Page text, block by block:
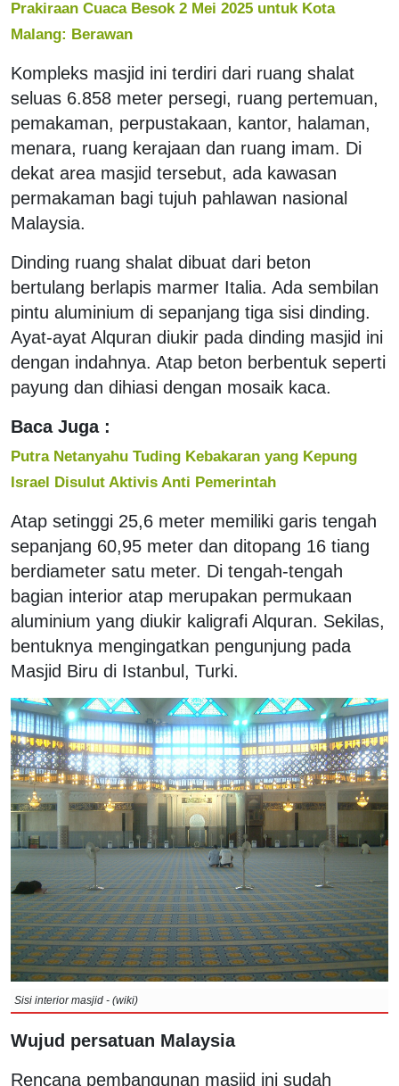
Prakiraan Cuaca Besok 2 Mei 2025 untuk Kota
Malang: Berawan
Kompleks masjid ini terdiri dari ruang shalat
seluas 6.858 meter persegi, ruang pertemuan,
pemakaman, perpustakaan, kantor, halaman,
menara, ruang kerajaan dan ruang imam. Di
dekat area masjid tersebut, ada kawasan
permakaman bagi tujuh pahlawan nasional
Malaysia.
Dinding ruang shalat dibuat dari beton
bertulang berlapis marmer Italia. Ada sembilan
pintu aluminium di sepanjang tiga sisi dinding.
Ayat-ayat Alquran diukir pada dinding masjid ini
dengan indahnya. Atap beton berbentuk seperti
payung dan dihiasi dengan mosaik kaca.
Baca Juga :
Putra Netanyahu Tuding Kebakaran yang Kepung
Israel Disulut Aktivis Anti Pemerintah
Atap setinggi 25,6 meter memiliki garis tengah
sepanjang 60,95 meter dan ditopang 16 tiang
berdiameter satu meter. Di tengah-tengah
bagian interior atap merupakan permukaan
aluminium yang diukir kaligrafi Alquran. Sekilas,
bentuknya mengingatkan pengunjung pada
Masjid Biru di Istanbul, Turki.
Sisi interior masjid - (wiki)
Wujud persatuan Malaysia
Rencana pembangunan masjid ini sudah